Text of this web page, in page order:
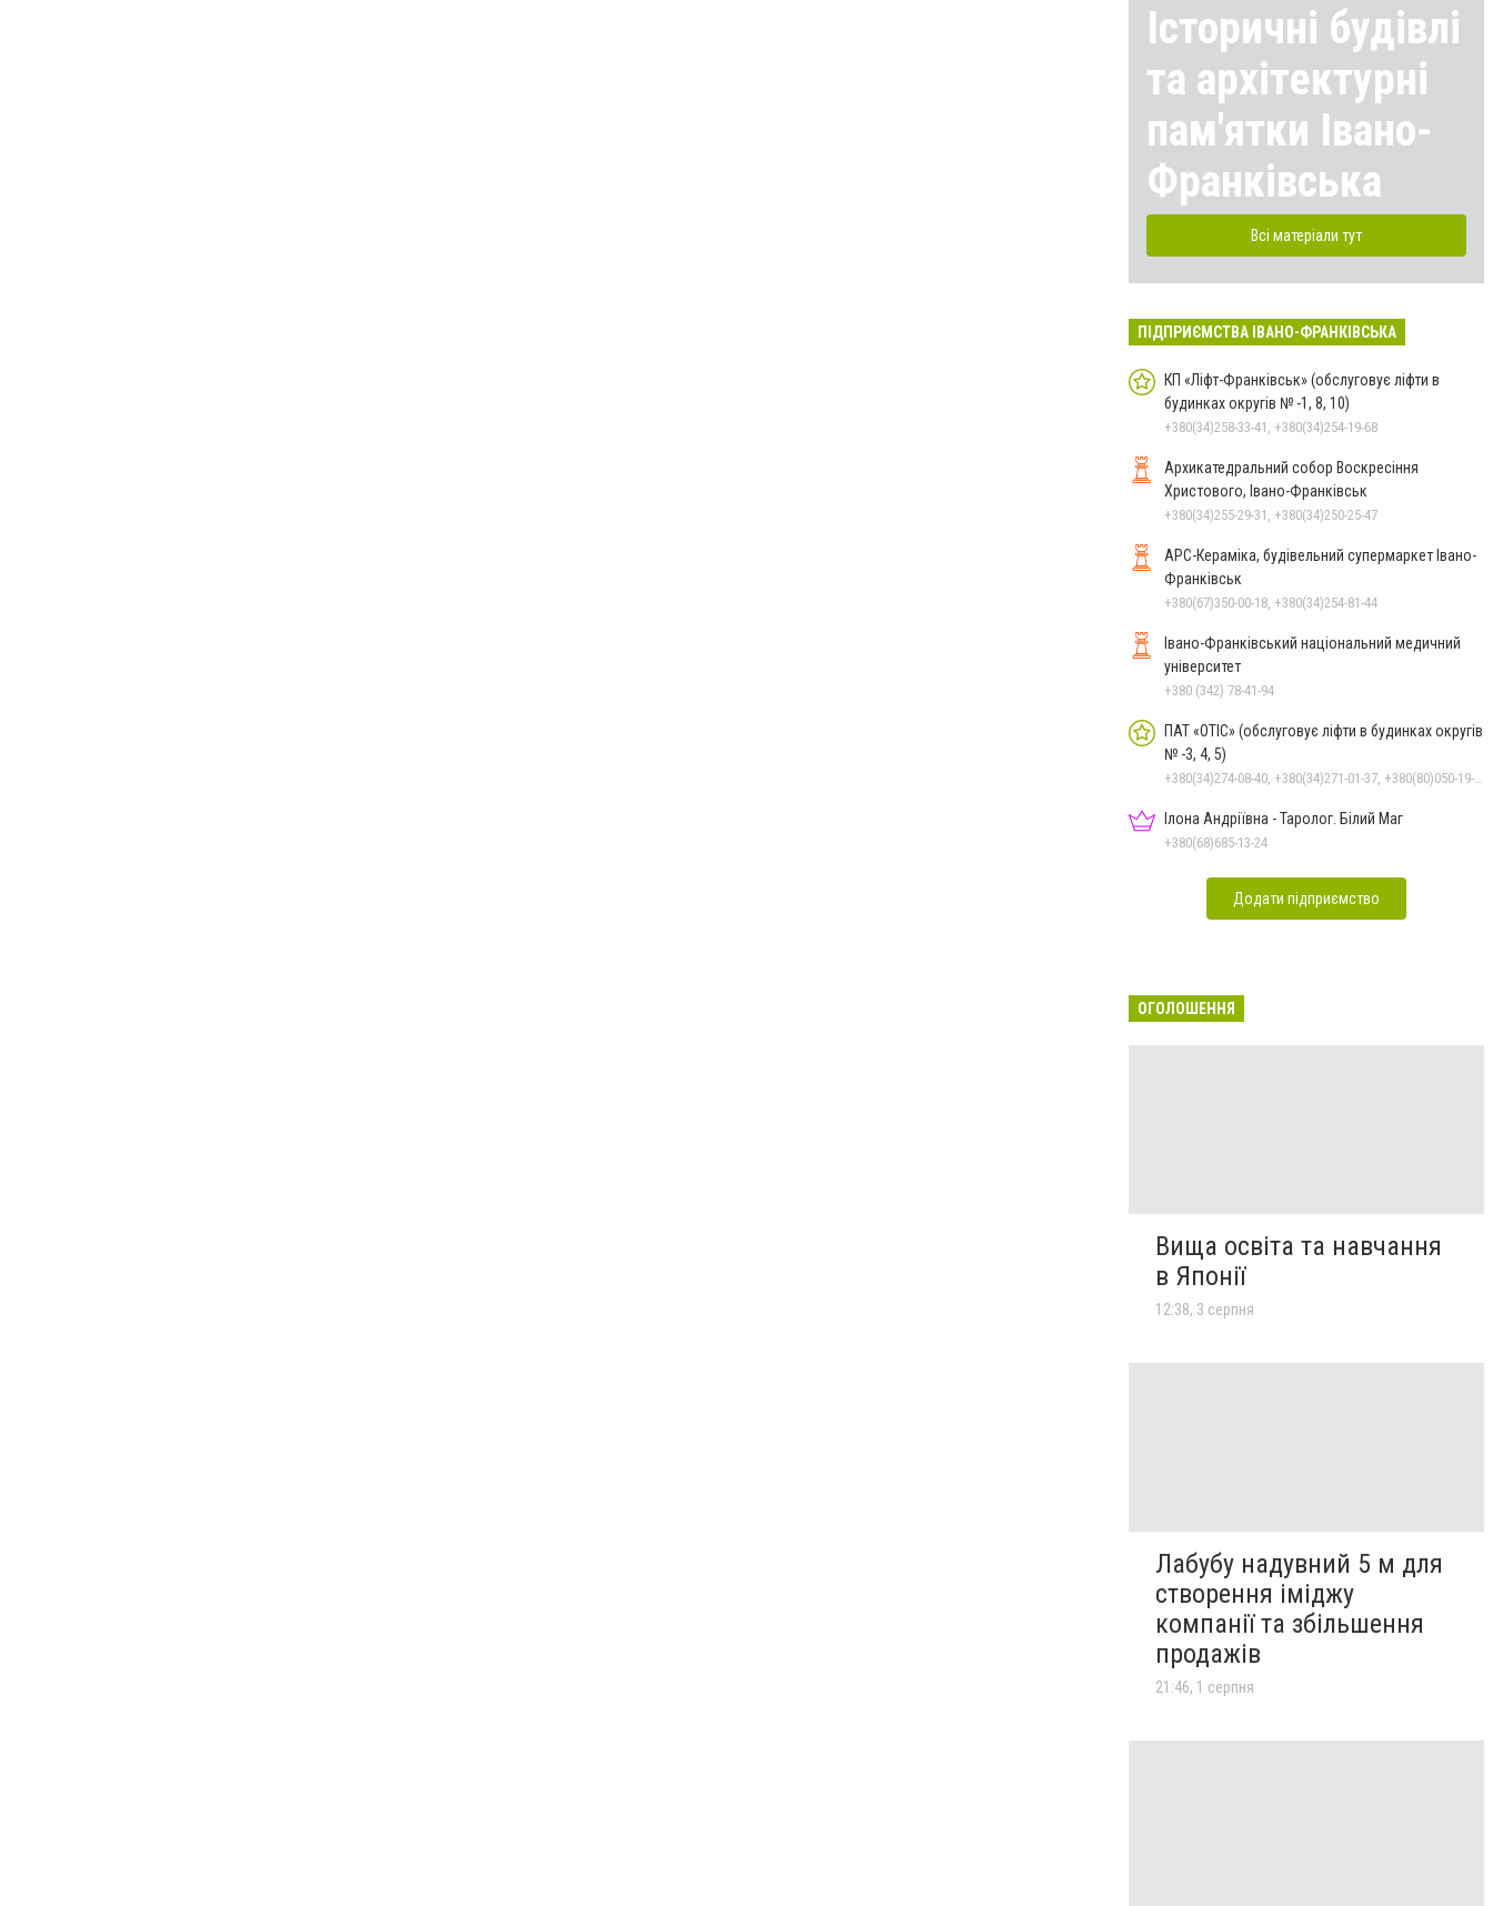
Історичні будівлі
та архітектурні
пам'ятки Івано-
Франківська
Всі матеріали тут
ПІДПРИЄМСТВА ІВАНО-ФРАНКІВСЬКА
КП «Ліфт-Франківськ» (обслуговує ліфти в
будинках округів № -1, 8, 10)
+380(34)258-33-41, +380(34)254-19-68
Архикатедральний собор Воскресіння
Христового, Івано-Франківськ
+380(34)255-29-31, +380(34)250-25-47
АРС-Кераміка, будівельний супермаркет Івано-
Франківськ
+380(67)350-00-18, +380(34)254-81-44
Івано-Франківський національний медичний
університет
+380 (342) 78-41-94
ПАТ «ОТІС» (обслуговує ліфти в будинках округів
№ -3, 4, 5)
Ілона Андріївна - Таролог. Білий Маг
+380(68)685-13-24
Додати підприємство
ОГОЛОШЕННЯ
Вища освіта та навчання
в Японії
12:38, 3 серпня
Лабубу надувний 5 м для
створення іміджу
компанії та збільшення
продажів
21:46, 1 серпня